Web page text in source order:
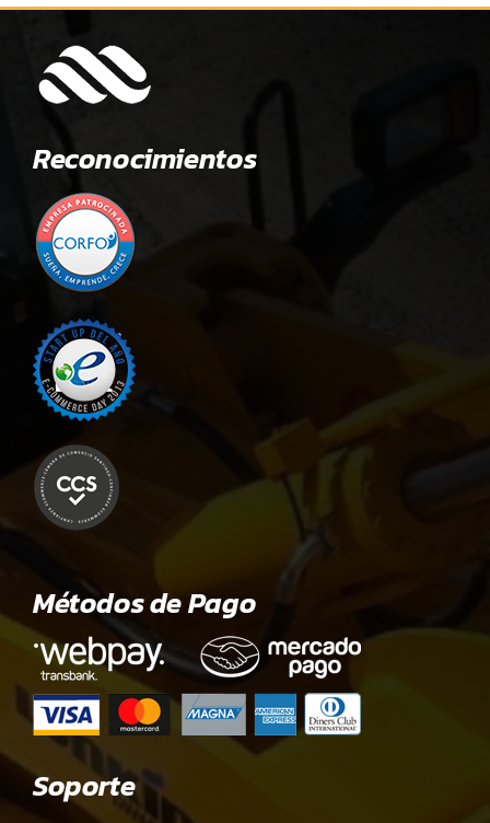
Reconocimientos
Métodos de Pago
Soporte